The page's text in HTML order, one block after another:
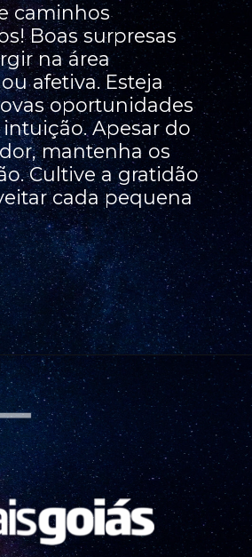
caminhos
Boas surpresas
na área
afetiva. Esteja
oportunidades
Apesar do
mantenha os
Cultive a gratidão
cada pequena